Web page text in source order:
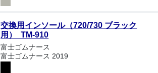
交換用インソール（720/730 ブラック
用） TM-910
富士ゴムナース
富士ゴムナース 2019